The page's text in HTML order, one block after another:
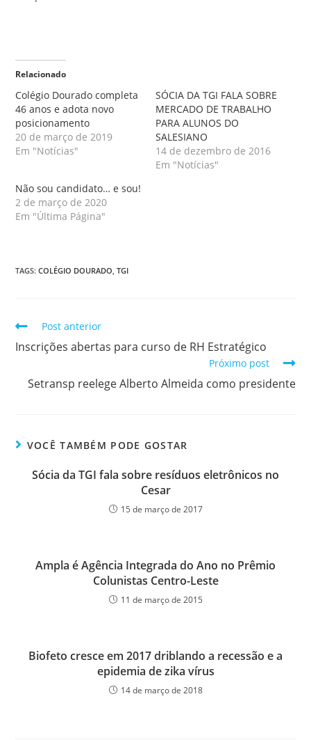
Relacionado
Colégio Dourado completa
46 anos e adota novo
posicionamento
20 de março de 2019
Em "Notícias"
SÓCIA DA TGI FALA SOBRE
MERCADO DE TRABALHO
PARA ALUNOS DO
SALESIANO
14 de dezembro de 2016
Em "Notícias"
Não sou candidato… e sou!
2 de março de 2020
Em "Última Página"
TAGS:COLÉGIO DOURADO, TGI
Post anterior
Inscrições abertas para curso de RH Estratégico
Próximo post
Setransp reelege Alberto Almeida como presidente
VOCÊ TAMBÉM PODE GOSTAR
Sócia da TGI fala sobre resíduos eletrônicos no
Cesar
15 de março de 2017
Ampla é Agência Integrada do Ano no Prêmio
Colunistas Centro-Leste
11 de março de 2015
Biofeto cresce em 2017 driblando a recessão e a
epidemia de zika vírus
14 de março de 2018